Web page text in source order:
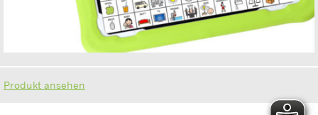
Produkt ansehen